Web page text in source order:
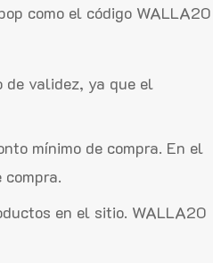
como el código WALLA20
de validez, ya que el
mínimo de compra. En el
en el sitio. WALLA20